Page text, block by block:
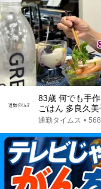
83歳 何でも手
ごはん 多良久
Japan
通勤タイムス •